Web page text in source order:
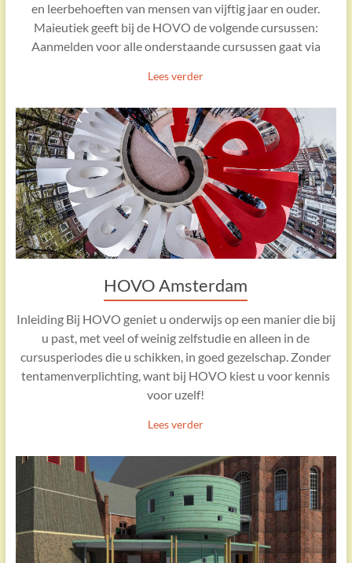
en leerbehoeften van mensen van vijftig jaar en ouder.
Maieutiek geeft bij de HOVO de volgende cursussen:
Aanmelden voor alle onderstaande cursussen gaat via
Lees verder
HOVO Amsterdam
Inleiding Bij HOVO geniet u onderwijs op een manier die bij
u past, met veel of weinig zelfstudie en alleen in de
cursusperiodes die u schikken, in goed gezelschap. Zonder
tentamenverplichting, want bij HOVO kiest u voor kennis
voor uzelf!
Lees verder